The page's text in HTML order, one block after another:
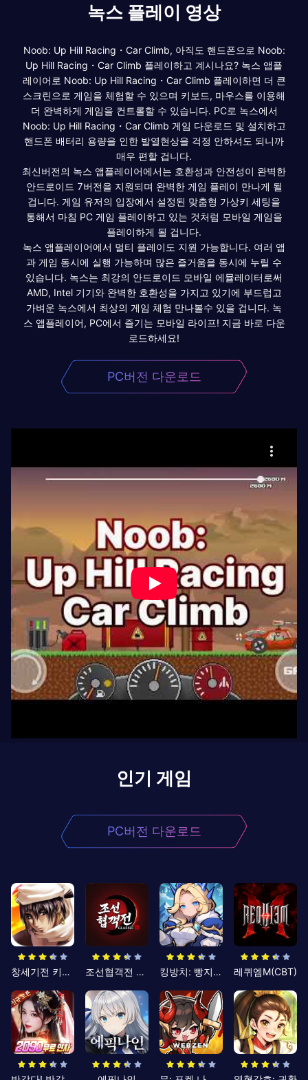
녹스 플레이 영상
Noob: Up Hill Racing・Car Climb, 아직도 핸드폰으로 Noob:
Up Hill Racing・Car Climb 플레이하고 계시나요? 녹스 앱플
레이어로 Noob: Up Hill Racing・Car Climb 플레이하면 더 큰
스크린으로 게임을 체험할 수 있으며 키보드, 마우스를 이용해
더 완벽하게 게임을 컨트롤할 수 있습니다. PC로 녹스에서
Noob: Up Hill Racing・Car Climb 게임 다운로드 및 설치하고
핸드폰 배터리 용량을 인한 발열현상을 걱정 안하셔도 되니까
매우 편할 겁니다.
최신버전의 녹스 앱플레이어에서는 호환성과 안전성이 완벽한
안드로이드 7버전을 지원되며 완벽한 게임 플레이 만나게 될
겁니다. 게임 유저의 입장에서 설정된 맞춤형 가상키 세팅을
통해서 마침 PC 게임 플레이하고 있는 것처럼 모바일 게임을
플레이하게 될 겁니다.
녹스 앱플레이어에서 멀티 플레이도 지원 가능합니다. 여러 앱
과 게임 동시에 실행 가능하며 많은 즐거움을 동시에 누릴 수
있습니다. 녹스는 최강의 안드로이드 모바일 에뮬레이터로써
AMD, Intel 기기와 완벽한 호환성을 가지고 있기에 부드럽고
가벼운 녹스에서 최상의 게임 체험 만나볼수 있을 겁니다. 녹
스 앱플레이어, PC에서 즐기는 모바일 라이프! 지금 바로 다운
로드하세요!
PC버전 다운로드
인기 게임
PC버전 다운로드
창세기전 키우기 조선협객전 클래식 킹방치: 빵지의 제왕 레퀴엠M(CBT)